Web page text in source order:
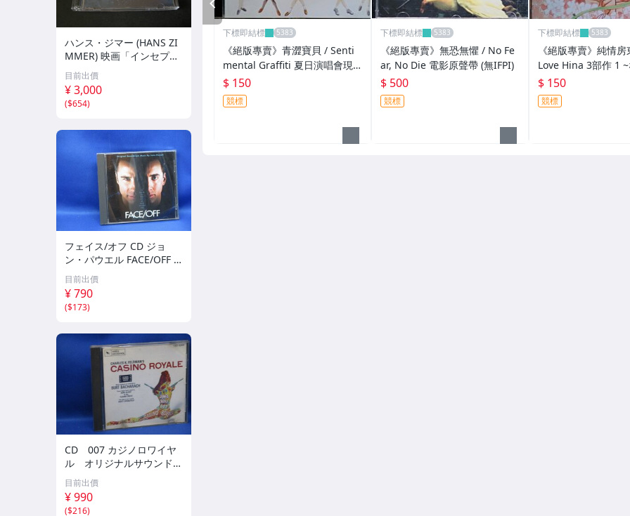
下標即結標
《絕版專賣》青澀寶貝 / Senti
mental Graffiti 夏日演唱會現
場版
$ 150
競標
下標即結標
《絕版專賣》無恐無懼 / No Fe
ar, No Die 電影原聲帶 (無IFPI)
$ 500
競標
下標即結標
《絕版專賣》純情
Love Hina 3部作 1
のぶ・みつね篇~ 人
$ 150
競標
ハンス・ジマー (HANS ZI
MMER) 映画「インセプシ
ョン (完全盤)」(INCEPTIO
N) サウンドトラック (2枚
組/44トラック収録/輸入
盤)
目前出價
¥ 3,000
($654)
フェイス/オフ CD ジョ
ン・パウエル FACE/OFF J
OHN POWELL プロデュー
ス:ハンス・ジマー HANS
ZIMMER ジョン・ウー JO
HN WOO 70409
目前出價
¥ 790
($173)
CD 007 カジノロワイヤ
ル オリジナルサウンドト
ラック 70412
目前出價
¥ 990
($216)